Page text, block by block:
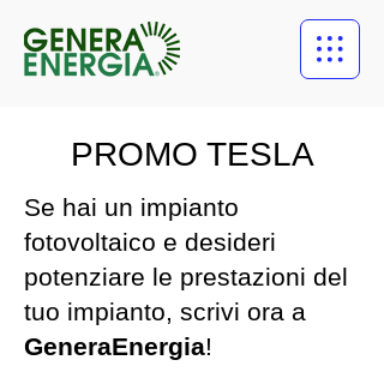
PROMO TESLA
Se hai un impianto
fotovoltaico e desideri
potenziare le prestazioni del
tuo impianto, scrivi ora a
GeneraEnergia!